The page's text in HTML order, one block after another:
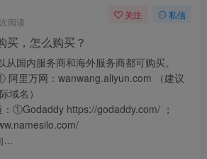
阅读
关注 私信
买，怎么购买？
从国内服务商和海外服务商都可购买。
阿里万网：wanwang.aliyun.com （建议
域名）
①Godaddy https://godaddy.com/ ；
...